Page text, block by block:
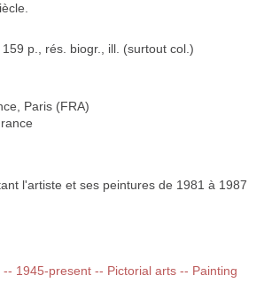
p., rés. biogr., ill. (surtout col.)
Paris (FRA)
l'artiste et ses peintures de 1981 à 1987
1945-present -- Pictorial arts -- Painting